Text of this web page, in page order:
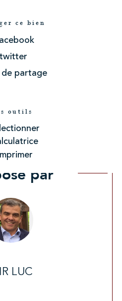
ce bien
twitter
partage
outils
vous est
par
LUC